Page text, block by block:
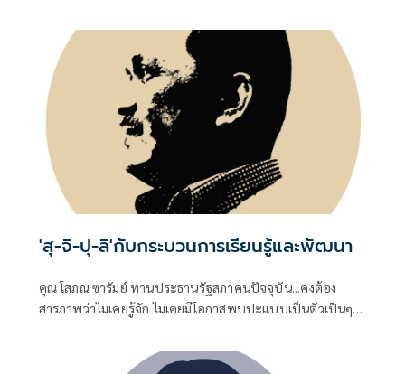
'สุ-จิ-ปุ-ลิ'กับกระบวนการเรียนรู้และพัฒนา
คุณ โสภณ ซารัมย์ ท่านประธานรัฐสภาคนปัจจุบัน...คงต้อง
สารภาพว่าไม่เคยรู้จัก ไม่เคยมีโอกาสพบปะแบบเป็นตัวเป็นๆ